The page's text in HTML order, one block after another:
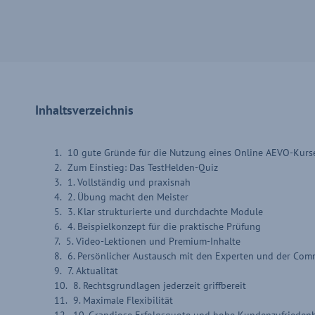
Inhaltsverzeichnis
10 gute Gründe für die Nutzung eines Online AEVO-
Zum Einstieg: Das TestHelden-Quiz
1. Vollständig und praxisnah
2. Übung macht den Meister
3. Klar strukturierte und durchdachte Module
4. Beispielkonzept für die praktische Prüfung
5. Video-Lektionen und Premium-Inhalte
6. Persönlicher Austausch mit den Experten und der
7. Aktualität
8. Rechtsgrundlagen jederzeit griffbereit
9. Maximale Flexibilität